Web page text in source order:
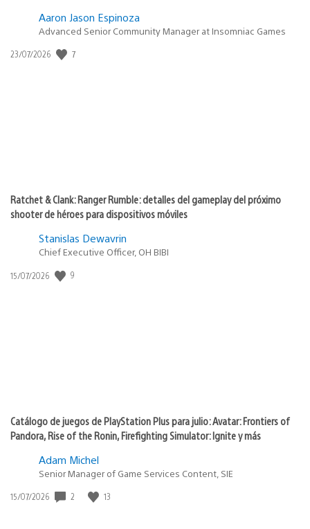
Aaron Jason Espinoza
Advanced Senior Community Manager at Insomniac Games
Fecha
23/07/2026 7
Ratchet & Clank: Ranger Rumble: detalles del gameplay del próximo
shooter de héroes para dispositivos móviles
Stanislas Dewavrin
Chief Executive Officer, OH BIBI
Fecha
15/07/2026 9
Catálogo de juegos de PlayStation Plus para julio: Avatar: Frontiers of
Pandora, Rise of the Ronin, Firefighting Simulator: Ignite y más
Adam Michel
Senior Manager of Game Services Content, SIE
Fecha
15/07/2026 2 13